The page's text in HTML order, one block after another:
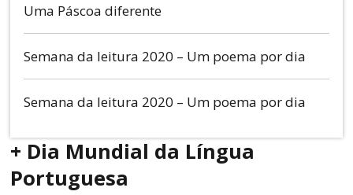
Uma Páscoa diferente
Semana da leitura 2020 – Um poema por dia
Semana da leitura 2020 – Um poema por dia
+ Dia Mundial da Língua
Portuguesa